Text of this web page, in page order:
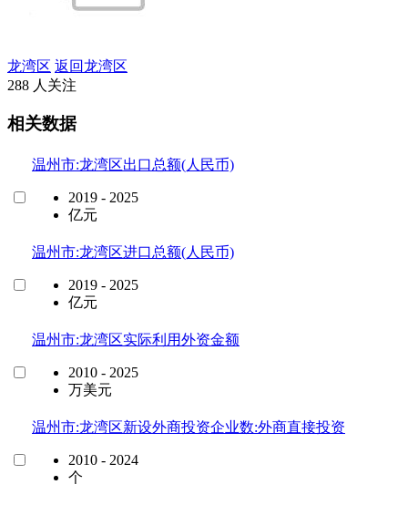
龙湾区 返回龙湾区
288 人关注
相关数据
温州市:龙湾区出口总额(人民币)
2019 - 2025
亿元
温州市:龙湾区进口总额(人民币)
2019 - 2025
亿元
温州市:龙湾区实际利用外资金额
2010 - 2025
万美元
温州市:龙湾区新设外商投资企业数:外商直接投资
2010 - 2024
个